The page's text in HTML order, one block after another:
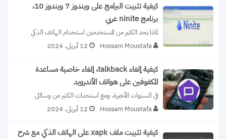
كيفية تثبيت البرامج على ويندوز 7 ويندوز 10،
برنامج ninite عربي
أسهل من الكمبيوتر من حيث التعامل...
Hossam Moustafa 12 أبريل، 2024
كيفية إلغاء talkback، إلغاء خاصية مساعدة
المكفوفين على هواتف الأندرويد
التكنولوجيا، تم ظهور خاصية التوك باك...
Hossam Moustafa 12 أبريل، 2024
كيفية تثبيت ملف xapk على الهاتف الذكي مع شرح